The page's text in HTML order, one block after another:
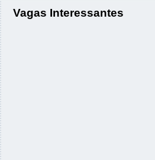
Vagas Interessantes